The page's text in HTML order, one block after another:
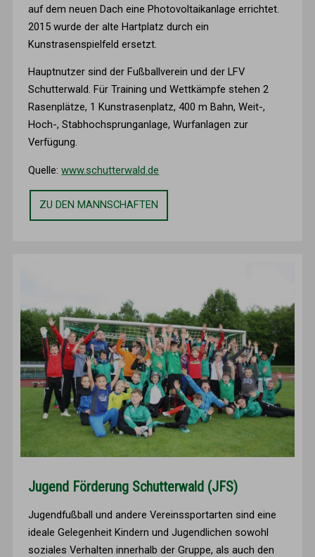
auf dem neuen Dach eine Photovoltaikanlage errichtet.
2015 wurde der alte Hartplatz durch ein
Kunstrasenspielfeld ersetzt.
Hauptnutzer sind der Fußballverein und der LFV
Schutterwald. Für Training und Wettkämpfe stehen 2
Rasenplätze, 1 Kunstrasenplatz, 400 m Bahn, Weit-,
Hoch-, Stabhochsprunganlage, Wurfanlagen zur
Verfügung.
Quelle:www.schutterwald.de
ZU DEN MANNSCHAFTEN
Jugend Förderung Schutterwald (JFS)
Jugendfußball und andere Vereinssportarten sind eine
ideale Gelegenheit Kindern und Jugendlichen sowohl
soziales Verhalten innerhalb der Gruppe, als auch den